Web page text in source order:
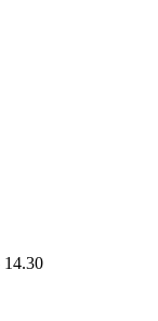
14.30